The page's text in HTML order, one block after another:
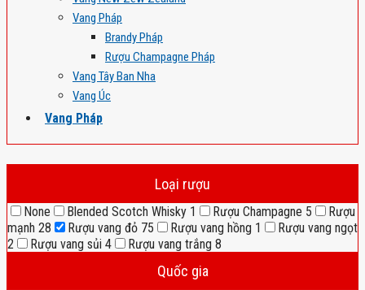
Vang Pháp
Brandy Pháp
Rượu Champagne Pháp
Vang Tây Ban Nha
Vang Úc
Vang Pháp
Loại rượu
None Blended Scotch Whisky 1 Rượu Champagne 5
Rượu
mạnh 28 Rượu vang đỏ 75 Rượu vang hồng 1
Rượu vang ngọt
2
Rượu vang sủi 4 Rượu vang trắng 8
Quốc gia